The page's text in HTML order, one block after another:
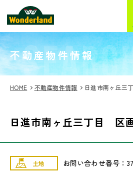
不動産物件情報
HOME 不動産物件情報 日進市南ヶ丘三
日進市南ヶ丘三丁目 区
土地 お問い合わせ番号：